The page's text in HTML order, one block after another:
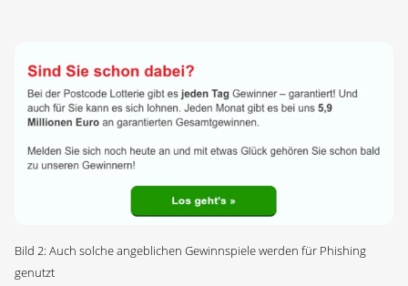
Bild 2: Auch solche angeblichen Gewinnspiele werden für Phishing
genutzt